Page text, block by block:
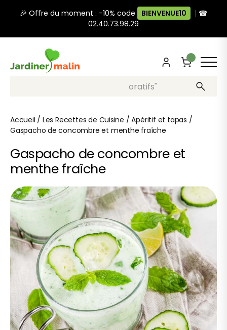
🎉 Offre du moment : -10% code BIENVENUE10 | ☎
02.40.73.98.29
Recherche, ex: "pots décoratifs"
Accueil / Les Recettes de Cuisine /Apéritif et tapas /
Gaspacho de concombre et menthe fraîche
Gaspacho de concombre et
menthe fraîche